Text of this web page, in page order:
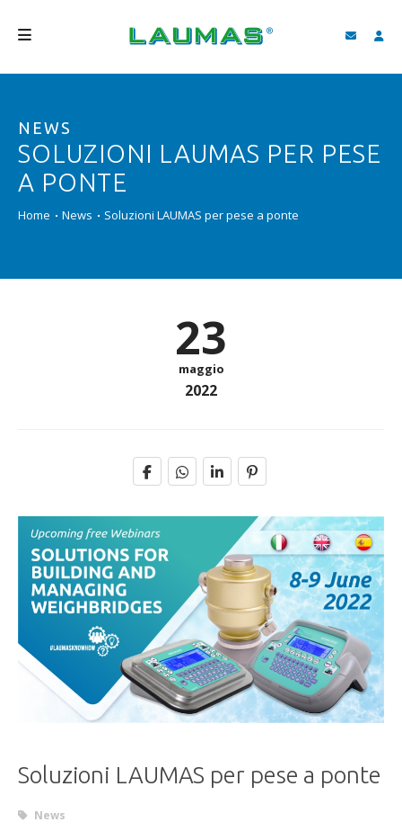
PRODOTTI
SERVIZI
BLOG
NEWS
SOLUZIONI LAUMAS PER PESE
A PONTE
Home News Soluzioni LAUMAS per pese a ponte
23
maggio
2022
Soluzioni LAUMAS per pese a ponte
News